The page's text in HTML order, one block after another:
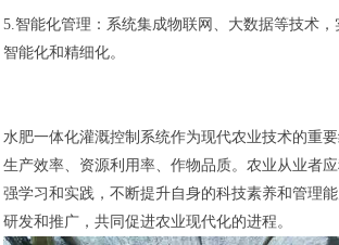
5.智能化管理：系统集成物联网、大数据等技术
智能化和精细化。
水肥一体化灌溉控制系统作为现代农业技术的重
生产效率、资源利用率、作物品质。农业从业者
强学习和实践，不断提升自身的科技素养和管理
研发和推广，共同促进农业现代化的进程。